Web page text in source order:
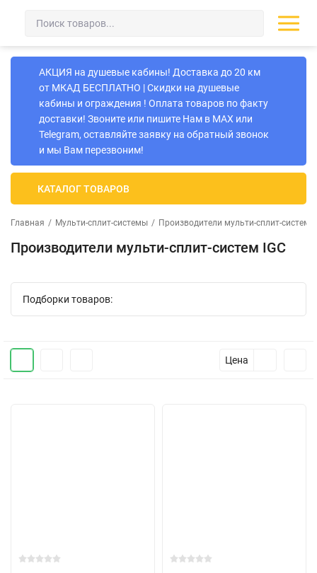
АКЦИЯ на душевые кабины! Доставка до 20 км
от МКАД БЕСПЛАТНО | Скидки на душевые
кабины и ограждения ! Оплата товаров по факту
доставки! Звоните или пишите Нам в MAX или
Telegram, оставляйте заявку на обратный звонок
и мы Вам перезвоним!
КАТАЛОГ ТОВАРОВ
Главная / Мульти-сплит-системы / Производители мульти-сплит-систем
Производители мульти-сплит-систем IGC
Подборки товаров:
Цена